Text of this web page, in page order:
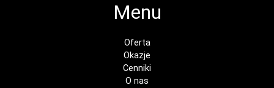
Menu
Oferta
Okazje
Cenniki
O nas